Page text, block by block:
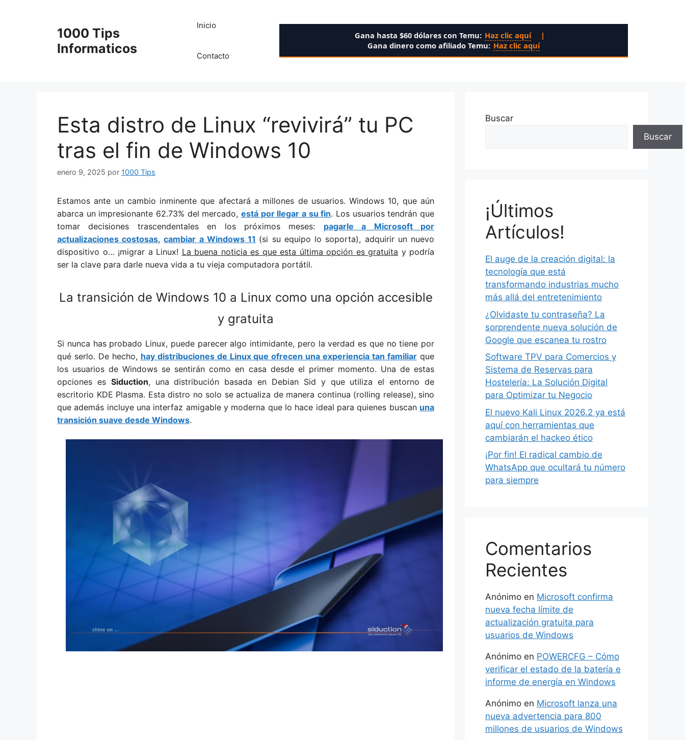
1000 Tips
Informaticos
Inicio
Contacto
Gana hasta $60 dólares con Temu: Haz clic aquí
|
Gana dinero como afiliado Temu: Haz clic aquí
Esta distro de Linux “revivirá” tu PC
tras el fin de Windows 10
enero 9, 2025 por 1000 Tips
Estamos ante un cambio inminente que afectará a millones de usuarios. Windows 10, que aún
abarca un impresionante 62.73% del mercado, está por llegar a su fin. Los usuarios tendrán que
tomar decisiones trascendentales en los próximos meses: pagarle a Microsoft por
actualizaciones costosas,cambiar a Windows 11 (si su equipo lo soporta), adquirir un nuevo
dispositivo o… ¡migrar a Linux! La buena noticia es que esta última opción es gratuita y podría
ser la clave para darle nueva vida a tu vieja computadora portátil.
La transición de Windows 10 a Linux como una opción accesible
y gratuita
Si nunca has probado Linux, puede parecer algo intimidante, pero la verdad es que no tiene por
qué serlo. De hecho, hay distribuciones de Linux que ofrecen una experiencia tan familiar que
los usuarios de Windows se sentirán como en casa desde el primer momento. Una de estas
opciones es Siduction, una distribución basada en Debian Sid y que utiliza el entorno de
escritorio KDE Plasma. Esta distro no solo se actualiza de manera continua (rolling release), sino
que además incluye una interfaz amigable y moderna que lo hace ideal para quienes buscan una
transición suave desde Windows.
Buscar
Buscar
¡Últimos
Artículos!
El auge de la creación digital: la
tecnología que está
transformando industrias mucho
más allá del entretenimiento
¿Olvidaste tu contraseña? La
sorprendente nueva solución de
Google que escanea tu rostro
Software TPV para Comercios y
Sistema de Reservas para
Hostelería: La Solución Digital
para Optimizar tu Negocio
El nuevo Kali Linux 2026.2 ya está
aquí con herramientas que
cambiarán el hackeo ético
¡Por fin! El radical cambio de
WhatsApp que ocultará tu número
para siempre
Comentarios
Recientes
Anónimo en Microsoft confirma
nueva fecha límite de
actualización gratuita para
usuarios de Windows
Anónimo en POWERCFG – Cómo
verificar el estado de la batería e
informe de energía en Windows
Anónimo en Microsoft lanza una
nueva advertencia para 800
millones de usuarios de Windows